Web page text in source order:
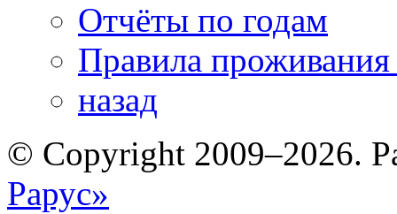
Отчёты по годам
Правила
назад
© Copyright 2009–2026.
Рарус»